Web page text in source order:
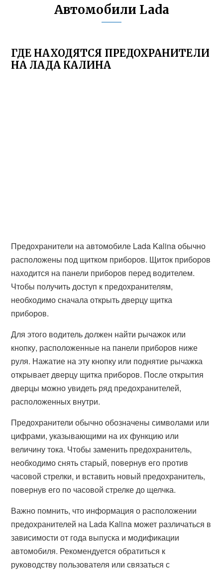
Автомобили Lada
ГДЕ НАХОДЯТСЯ ПРЕДОХРАНИТЕЛИ
НА ЛАДА КАЛИНА
Предохранители на автомобиле Lada Kalina обычно
расположены под щитком приборов. Щиток приборов
находится на панели приборов перед водителем.
Чтобы получить доступ к предохранителям,
необходимо сначала открыть дверцу щитка
приборов.
Для этого водитель должен найти рычажок или
кнопку, расположенные на панели приборов ниже
руля. Нажатие на эту кнопку или поднятие рычажка
открывает дверцу щитка приборов. После открытия
дверцы можно увидеть ряд предохранителей,
расположенных внутри.
Предохранители обычно обозначены символами или
цифрами, указывающими на их функцию или
величину тока. Чтобы заменить предохранитель,
необходимо снять старый, повернув его против
часовой стрелки, и вставить новый предохранитель,
повернув его по часовой стрелке до щелчка.
Важно помнить, что информация о расположении
предохранителей на Lada Kalina может различаться в
зависимости от года выпуска и модификации
автомобиля. Рекомендуется обратиться к
руководству пользователя или связаться с